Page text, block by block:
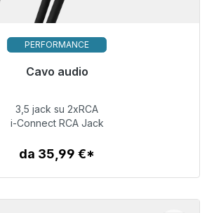
PERFORMANCE
Cavo audio
la spedizione immediata, tempo di
51,99 €
Dettagli
3,5 jack su 2xRCA
i-Connect RCA Jack
da 35,99 €*